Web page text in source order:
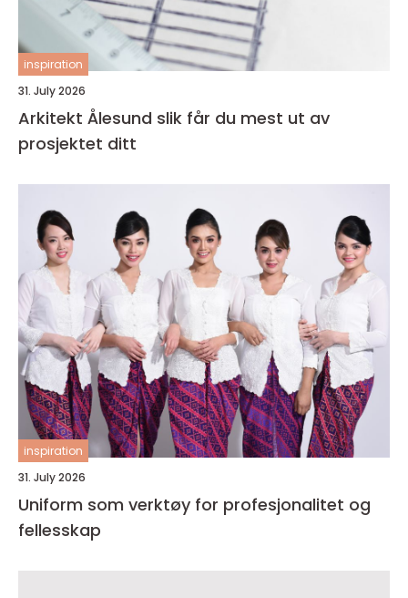
inspiration
31. July 2026
Arkitekt Ålesund slik får du mest ut av
prosjektet ditt
inspiration
31. July 2026
Uniform som verktøy for profesjonalitet og
fellesskap